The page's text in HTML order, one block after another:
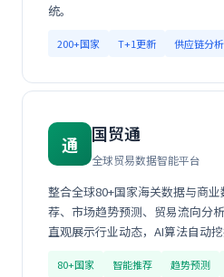
统。
200+国家 T+1更新 供应链分析
通 国贸通
全球贸易数据智能平台
整合全球80+国家海关数据与商
荐、市场趋势预测、贸易流向分
直观展示行业动态，AI算法自动挖
80+国家 智能推荐 趋势预测